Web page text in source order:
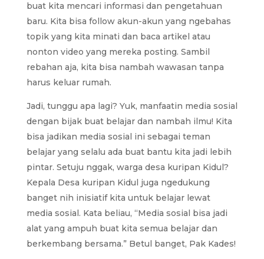
buat kita mencari informasi dan pengetahuan
baru. Kita bisa follow akun-akun yang ngebahas
topik yang kita minati dan baca artikel atau
nonton video yang mereka posting. Sambil
rebahan aja, kita bisa nambah wawasan tanpa
harus keluar rumah.
Jadi, tunggu apa lagi? Yuk, manfaatin media sosial
dengan bijak buat belajar dan nambah ilmu! Kita
bisa jadikan media sosial ini sebagai teman
belajar yang selalu ada buat bantu kita jadi lebih
pintar. Setuju nggak, warga desa kuripan Kidul?
Kepala Desa kuripan Kidul juga ngedukung
banget nih inisiatif kita untuk belajar lewat
media sosial. Kata beliau, “Media sosial bisa jadi
alat yang ampuh buat kita semua belajar dan
berkembang bersama.” Betul banget, Pak Kades!